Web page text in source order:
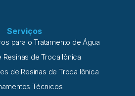
Serviços
para o Tratamento de Água
Resinas de Troca Iônica
de Resinas de Troca Iônica
Técnicos